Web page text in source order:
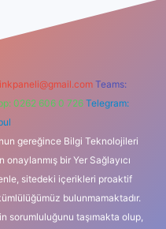
Teams:
0262 606 0 726 Telegram:
gereğince Bilgi Teknolojileri
bir Yer Sağlayıcı
sitedeki içerikleri proaktif
bulunmamaktadır.
sorumluluğunu taşımakta olup,